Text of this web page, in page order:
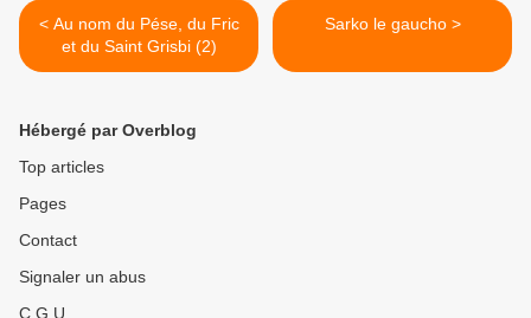
< Au nom du Pése, du Fric
et du Saint Grisbi (2)
Sarko le gaucho >
Hébergé par Overblog
Top articles
Pages
Contact
Signaler un abus
C.G.U.